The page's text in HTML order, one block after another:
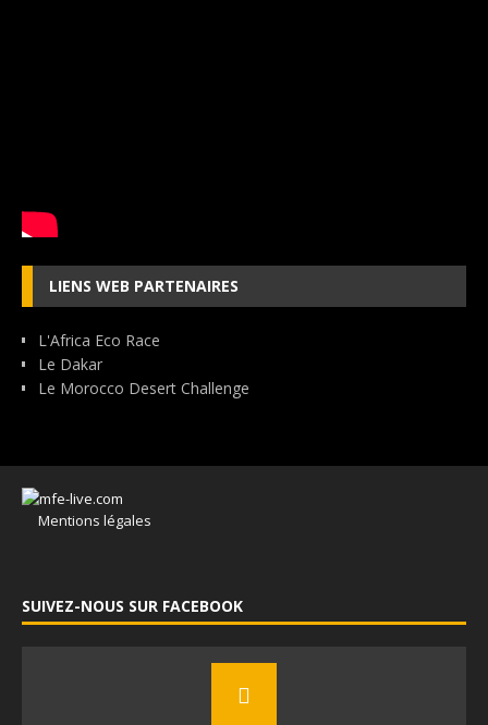
LIENS WEB PARTENAIRES
L'Africa Eco Race
Le Dakar
Le Morocco Desert Challenge
Mentions légales
SUIVEZ-NOUS SUR FACEBOOK